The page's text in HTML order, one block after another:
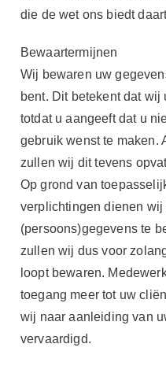
die de wet ons biedt
Bewaartermijnen
Wij bewaren uw
bent. Dit betekent dat
totdat u aangeeft dat u
gebruik wenst te maken.
zullen wij dit tevens
Op grond van
verplichtingen dienen wij
(persoons)gegevens te
zullen wij dus voor
loopt bewaren.
toegang meer tot uw
wij naar aanleiding van
vervaardigd.